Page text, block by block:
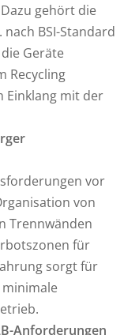
gehört die
BSI-Standard
Geräte
Recycling
Einklang mit der
vor
von
Trennwänden
für
sorgt für
Anforderungen